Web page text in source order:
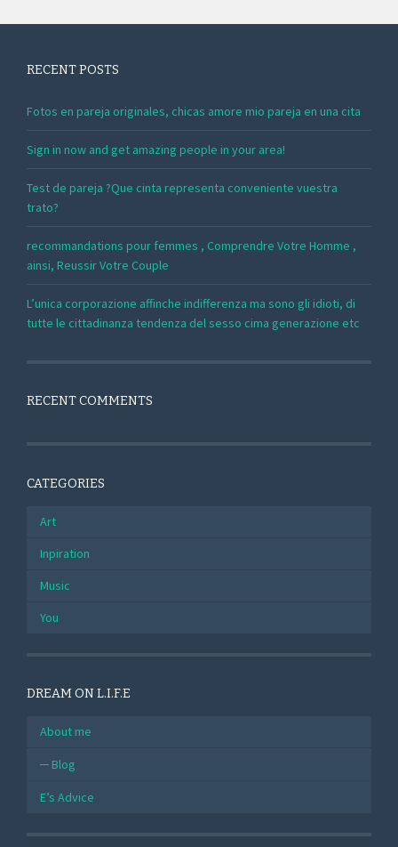
RECENT POSTS
Fotos en pareja originales, chicas amore mio pareja en una cita
Sign in now and get amazing people in your area!
Test de pareja ?Que cinta representa conveniente vuestra
trato?
recommandations pour femmes , Comprendre Votre Homme ,
ainsi, Reussir Votre Couple
L’unica corporazione affinche indifferenza ma sono gli idioti, di
tutte le cittadinanza tendenza del sesso cima generazione etc
RECENT COMMENTS
CATEGORIES
Art
Inpiration
Music
You
DREAM ON L.I.F.E
About me
Blog
E’s Advice